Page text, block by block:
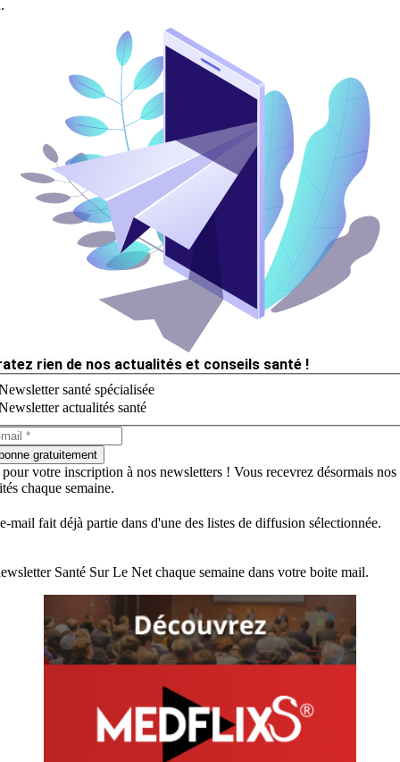
rien de nos actualités et conseils santé !
santé spécialisée
actualités santé
gratuitement
votre inscription à nos newsletters ! Vous recevrez désormais nos
chaque semaine.
mail fait déjà partie dans d'une des listes de diffusion sélectionnée.
Santé Sur Le Net chaque semaine dans votre boite mail.